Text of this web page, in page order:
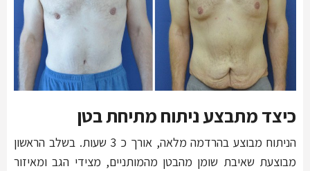
כיצד מתבצע ניתוח מתיחת בטן
הניתוח מבוצע בהרדמה מלאה, אורך כ 3 שעות. בשלב הראשון
מבוצעת שאיבת שומן מהבטן מהמותניים, מצידי הגב ומאיזור